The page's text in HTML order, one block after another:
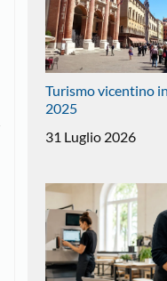
Turismo vicentino
2025
31 Luglio 2026